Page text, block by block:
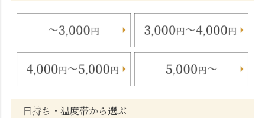
日持ち・温度帯から選ぶ